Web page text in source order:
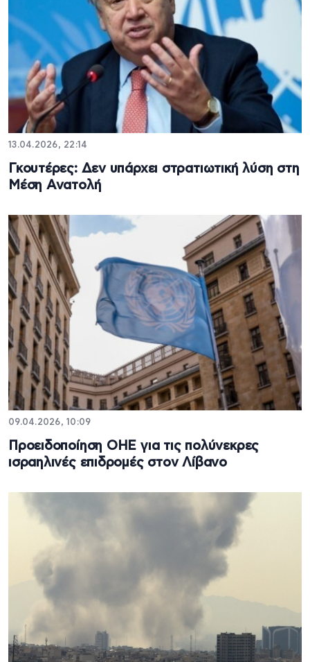
13.04.2026, 22:14
Γκουτέρες: Δεν υπάρχει στρατιωτική λύση στη
Μέση Ανατολή
09.04.2026, 10:09
Προειδοποίηση ΟΗΕ για τις πολύνεκρες
ισραηλινές επιδρομές στον Λίβανο